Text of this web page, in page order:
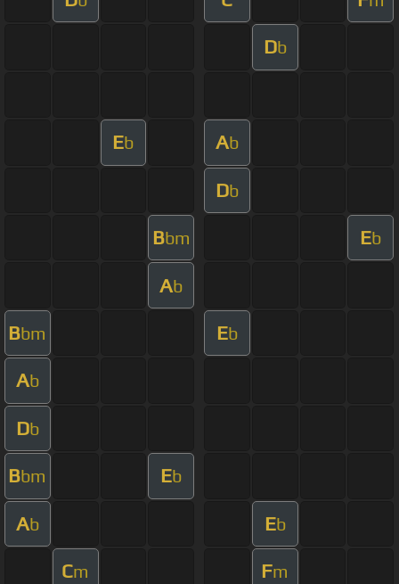
Db
Eb Ab
Db
Bbm Eb
Ab
Bbm Eb
Ab
Db
Bbm Eb
Ab Eb
Cm Fm